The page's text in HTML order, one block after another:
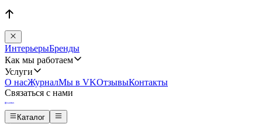
ИнтерьерыБренды
Как мы работаем
Услуги
О насЖурналМы в VKОтзывыКонтакты
Связаться с нами
Каталог